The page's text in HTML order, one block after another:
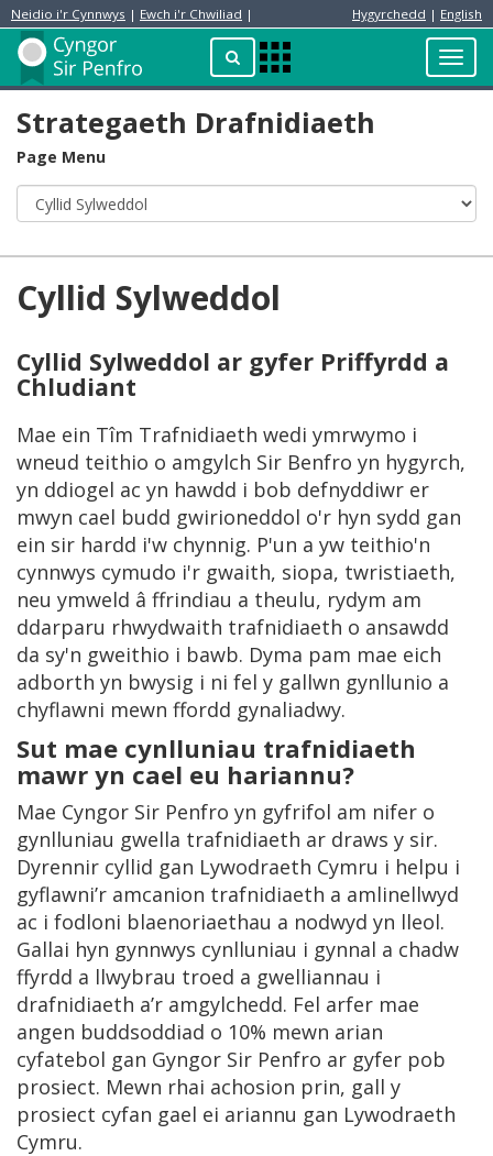
Neidio i'r Cynnwys | Ewch i'r Chwiliad | Hygyrchedd | English
ChwilioApps
Menu
Preswylydd
Strategaeth Drafnidiaeth
Page Menu
Cyllid Sylweddol
Cyllid Sylweddol ar gyfer Priffyrdd a
Chludiant
Mae ein Tîm Trafnidiaeth wedi ymrwymo i
wneud teithio o amgylch Sir Benfro yn hygyrch,
yn ddiogel ac yn hawdd i bob defnyddiwr er
mwyn cael budd gwirioneddol o'r hyn sydd gan
ein sir hardd i'w chynnig. P'un a yw teithio'n
cynnwys cymudo i'r gwaith, siopa, twristiaeth,
neu ymweld â ffrindiau a theulu, rydym am
ddarparu rhwydwaith trafnidiaeth o ansawdd
da sy'n gweithio i bawb. Dyma pam mae eich
adborth yn bwysig i ni fel y gallwn gynllunio a
chyflawni mewn ffordd gynaliadwy.
Sut mae cynlluniau trafnidiaeth
mawr yn cael eu hariannu?
Mae Cyngor Sir Penfro yn gyfrifol am nifer o
gynlluniau gwella trafnidiaeth ar draws y sir.
Dyrennir cyllid gan Lywodraeth Cymru i helpu i
gyflawni’r amcanion trafnidiaeth a amlinellwyd
ac i fodloni blaenoriaethau a nodwyd yn lleol.
Gallai hyn gynnwys cynlluniau i gynnal a chadw
ffyrdd a llwybrau troed a gwelliannau i
drafnidiaeth a’r amgylchedd. Fel arfer mae
angen buddsoddiad o 10% mewn arian
cyfatebol gan Gyngor Sir Penfro ar gyfer pob
prosiect. Mewn rhai achosion prin, gall y
prosiect cyfan gael ei ariannu gan Lywodraeth
Cymru.